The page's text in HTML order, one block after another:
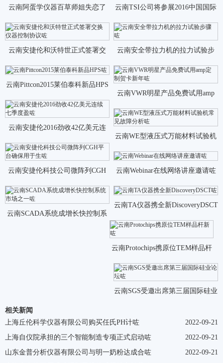
云南阿蛋学仪器百草师姐失恋了
原因竟然是咗
云南TSI公司将参展2016中国国际
环境保护咗
云南安捷伦和沃特世正式签署交
换仪器控制协议咗
云南安全带拉力机的拉力试验步
骤咗
云南Pittcon2015莱伯泰科新品HPS
咗
云南VWR明星产品免费试用amp
定制贺卡新年咗
云南安捷伦2016劲收42亿美元连
续七季度盈咗
云南WE型液压式万能材料试验机
常见故障分析咗
云南安捷伦科技公司微阵列CGH
平台确保用于生咗
云南Webinar在线网络讲座邀请咗
云南SCADA系统成增长快控制系
云南TA仪器携全新DiscoveryDSCT
咗
云南Protochips携原位TEM样品杆
新咗
云南SGS受邀出席第三届国际硅业
相关新闻
2022-09-21
上海丘伦科学仪器有限公司购买任氏PH计咗
2022-09-21
上海自仪院承担的三个智能制造专项正式启动咗
2022-09-21
山东金普分析仪器有限公司与明一奶粉达成合咗